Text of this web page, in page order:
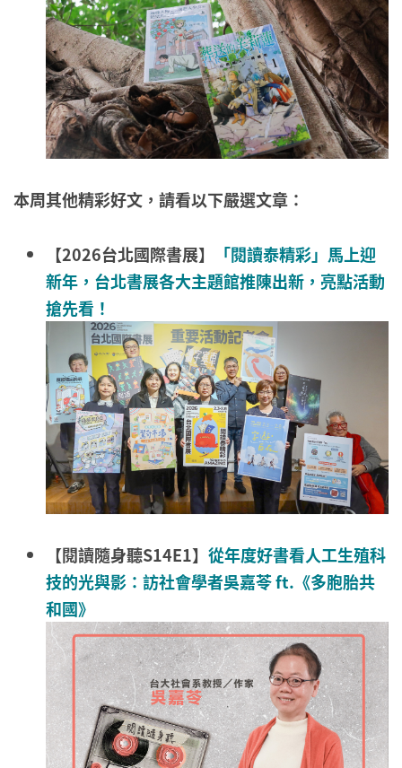
本周其他精彩好文，請看以下嚴選文章：
【2026台北國際書展】
「閱讀泰精彩」馬上迎
新年，台北書展各大主題館推陳出新，亮點活動
搶先看！
【閱讀隨身聽S14E1】 從年度好書看人工生殖科
技的光與影：訪社會學者吳嘉苓 ft.《多胞胎共
和國》